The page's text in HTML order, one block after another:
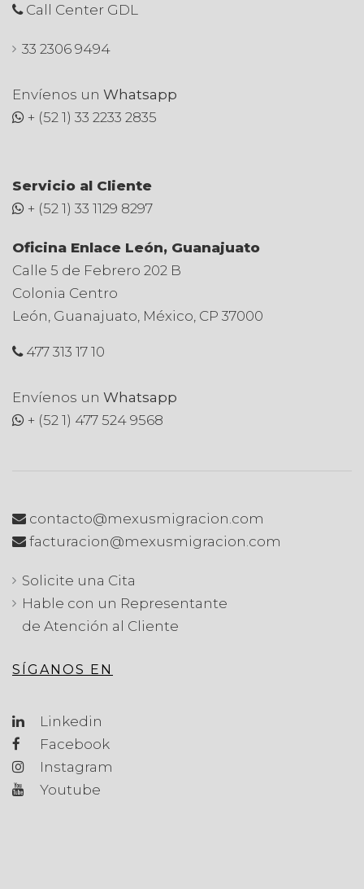
Call Center GDL
33 2306 9494
Envíenos un Whatsapp
+ (52 1) 33 2233 2835
Servicio al Cliente
+ (52 1) 33 1129 8297
Oficina Enlace León, Guanajuato
Calle 5 de Febrero 202 B
Colonia Centro
León, Guanajuato, México, CP 37000
477 313 17 10
Envíenos un Whatsapp
+ (52 1) 477 524 9568
contacto@mexusmigracion.com
facturacion@mexusmigracion.com
Solicite una Cita
Hable con un Representante
de Atención al Cliente
SÍGANOS EN
Linkedin
Facebook
Instagram
Youtube